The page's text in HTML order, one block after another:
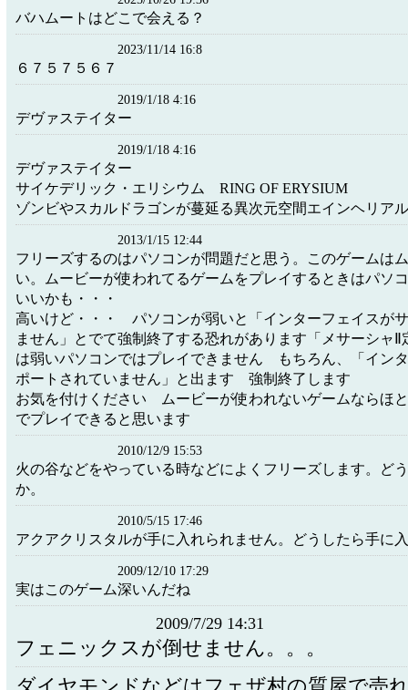
バハムートはどこで会える？
2023/11/14 16:8
６７５７５６７
2019/1/18 4:16
デヴァステイター
2019/1/18 4:16
デヴァステイター
サイケデリック・エリシウム RING OF ERYSIUM
ゾンビやスカルドラゴンが蔓延る異次元空間エインヘリア
2013/1/15 12:44
フリーズするのはパソコンが問題だと思う。このゲームは
い。ムービーが使われてるゲームをプレイするときはパソ
いいかも・・・
高いけど・・・ パソコンが弱いと「インターフェイスが
ません」とでて強制終了する恐れがあります「メサーシャⅡ
は弱いパソコンではプレイできません もちろん、「イン
ポートされていません」と出ます 強制終了します
お気を付けください ムービーが使われないゲームならほ
でプレイできると思います
2010/12/9 15:53
火の谷などをやっている時などによくフリーズします。ど
か。
2010/5/15 17:46
アクアクリスタルが手に入れられません。どうしたら手に
2009/12/10 17:29
実はこのゲーム深いんだね
2009/7/29 14:31
フェニックスが倒せません。。。